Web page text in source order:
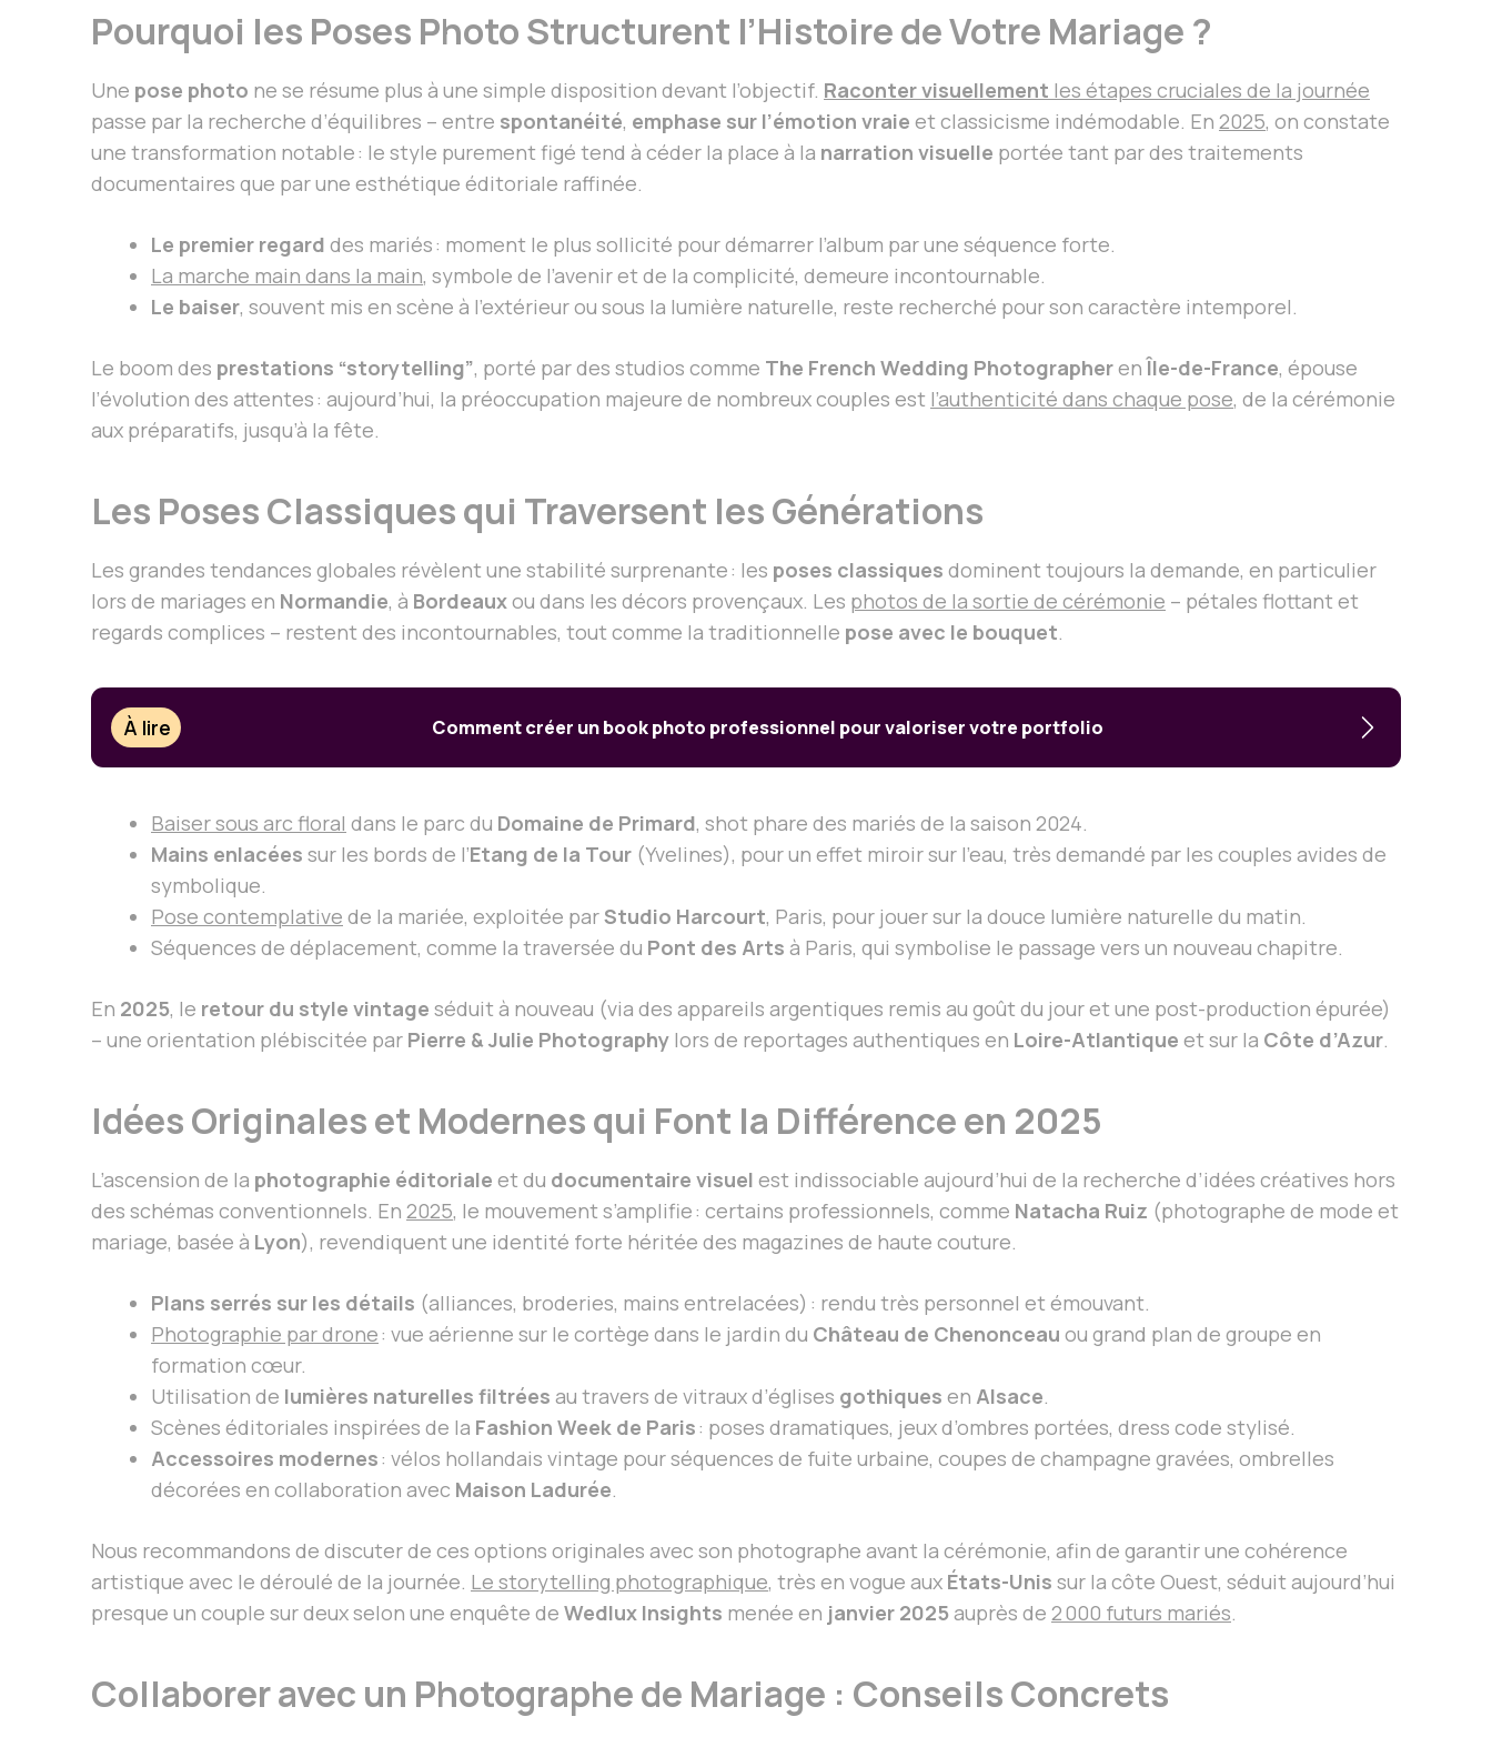
Pourquoi les Poses Photo Structurent l’Histoire de Votre Mariage ?
Une pose photo ne se résume plus à une simple disposition devant l’objectif. Raconter visuellement les étapes cruciales de la journée
passe par la recherche d’équilibres – entre spontanéité, emphase sur l’émotion vraie et classicisme indémodable. En 2025, on constate
une transformation notable : le style purement figé tend à céder la place à la narration visuelle portée tant par des traitements
documentaires que par une esthétique éditoriale raffinée.
Le premier regard des mariés : moment le plus sollicité pour démarrer l’album par une séquence forte.
La marche main dans la main, symbole de l’avenir et de la complicité, demeure incontournable.
Le baiser, souvent mis en scène à l’extérieur ou sous la lumière naturelle, reste recherché pour son caractère intemporel.
Le boom des prestations “storytelling”, porté par des studios comme The French Wedding PhotographerenÎle-de-France, épouse
l’évolution des attentes : aujourd’hui, la préoccupation majeure de nombreux couples est l’authenticité dans chaque pose, de la cérémonie
aux préparatifs, jusqu’à la fête.
Les Poses Classiques qui Traversent les Générations
Les grandes tendances globales révèlent une stabilité surprenante : les poses classiques dominent toujours la demande, en particulier
lors de mariages en Normandie, à Bordeauxou dans les décors provençaux. Les photos de la sortie de cérémonie – pétales flottant et
regards complices – restent des incontournables, tout comme la traditionnelle pose avec le bouquet.
À lire Comment créer un book photo professionnel pour valoriser votre portfolio
Baiser sous arc floral dans le parc du Domaine de Primard, shot phare des mariés de la saison 2024.
Mains enlacées sur les bords de l’Etang de la Tour (Yvelines), pour un effet miroir sur l’eau, très demandé par les couples avides de
symbolique.
Pose contemplative de la mariée, exploitée parStudio Harcourt, Paris, pour jouer sur la douce lumière naturelle du matin.
Séquences de déplacement, comme la traversée du Pont des Arts à Paris, qui symbolise le passage vers un nouveau chapitre.
En 2025, le retour du style vintage séduit à nouveau (via des appareils argentiques remis au goût du jour et une post-production épurée)
– une orientation plébiscitée par Pierre & Julie Photography lors de reportages authentiques en Loire-Atlantique et sur la Côte d’Azur.
Idées Originales et Modernes qui Font la Différence en 2025
L’ascension de la photographie éditoriale et du documentaire visuel est indissociable aujourd’hui de la recherche d’idées créatives hors
des schémas conventionnels. En 2025, le mouvement s’amplifie : certains professionnels, comme Natacha Ruiz (photographe de mode et
mariage, basée à Lyon), revendiquent une identité forte héritée des magazines de haute couture.
Plans serrés sur les détails (alliances, broderies, mains entrelacées) : rendu très personnel et émouvant.
Photographie par drone: vue aérienne sur le cortège dans le jardin du Château de Chenonceau ou grand plan de groupe en
formation cœur.
Utilisation de lumières naturelles filtrées au travers de vitraux d’églises gothiques en Alsace.
Scènes éditoriales inspirées de la Fashion Week de Paris: poses dramatiques, jeux d’ombres portées, dress code stylisé.
Accessoires modernes: vélos hollandais vintage pour séquences de fuite urbaine, coupes de champagne gravées, ombrelles
décorées en collaboration avec Maison Ladurée.
Nous recommandons de discuter de ces options originales avec son photographe avant la cérémonie, afin de garantir une cohérence
artistique avec le déroulé de la journée. Le storytelling photographique, très en vogue aux États-Unis sur la côte Ouest, séduit aujourd’hui
presque un couple sur deux selon une enquête de Wedlux Insights menée en janvier 2025auprès de 2 000 futurs mariés.
Collaborer avec un Photographe de Mariage : Conseils Concrets